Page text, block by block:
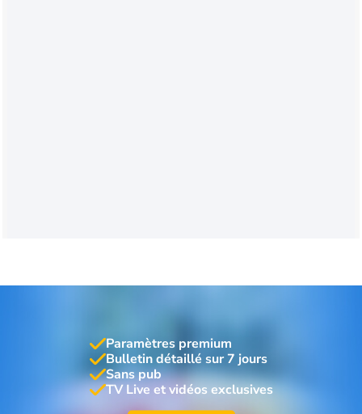
Paramètres premium
Bulletin détaillé sur 7 jours
Sans pub
TV Live et vidéos exclusives